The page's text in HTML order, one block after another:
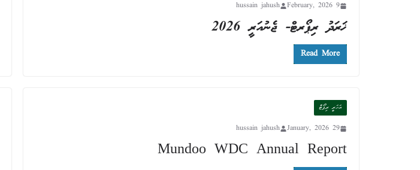
9 February, 2026
hussain jahush
ޚަރަދު ރިޕޯރޓް- ޖެނުއަރީ 2026
Read More
އަހަރީ ރިޕޯޓް
29 January, 2026
hussain jahush
Mundoo WDC Annual Report